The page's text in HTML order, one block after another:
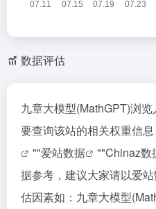
数据评估
九章大模型(MathGPT)浏
要查询该站的相关权重信
""爱站数据 ""Chinaz数
据参考，建议大家请以爱
估因素如：九章大模型